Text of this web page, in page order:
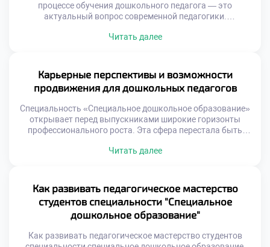
процессе обучения дошкольного педагога — это
актуальный вопрос современной педагогики.
познания. Будущие специалисты осваивают профессию
на формирование прикладных компетенций студентов.
Теория неразрывно связана с реальной работой с детьми.
Цифровые […]
Читать далее
Карьерные перспективы и возможности
продвижения для дошкольных педагогов
Специальность «Специальное дошкольное образование»
открывает перед выпускниками широкие горизонты
профессионального роста. Эта сфера перестала быть
тенденции создают спрос на квалифицированных
Образование становится надежным фундаментом для
амбициозных планов. Абитуриенты выбирают профессию
с понятным вектором развития. Успех зависит от […]
Читать далее
Как развивать педагогическое мастерство
студентов специальности "Специальное
дошкольное образование"
Как развивать педагогическое мастерство студентов